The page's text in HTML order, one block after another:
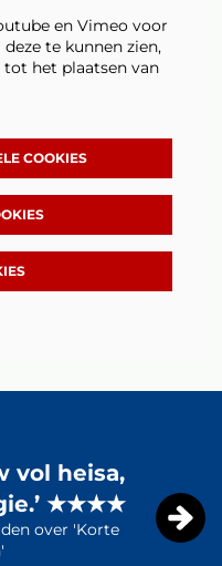
en Vimeo voor
te kunnen zien,
het plaatsen van
COOKIES
vol heisa,
★★★★
over 'Korte